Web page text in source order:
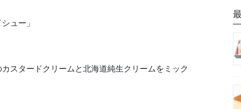
ュー」
スタードクリームと北海道純生クリームをミック